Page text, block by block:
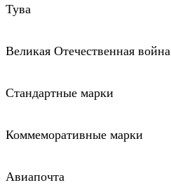
Тува
Великая Отечественная война
Стандартные марки
Коммеморативные марки
Авиапочта